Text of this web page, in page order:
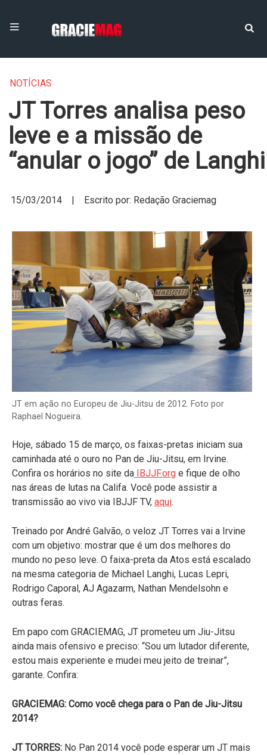
NOTÍCIAS
JT Torres analisa peso
leve e a missão de
“anular o jogo” de Langhi
15/03/2014 | Escrito por: Redação Graciemag
JT em ação no Europeu de Jiu-Jitsu de 2012. Foto por
Raphael Nogueira.
Hoje, sábado 15 de março, os faixas-pretas iniciam sua
caminhada até o ouro no Pan de Jiu-Jitsu, em Irvine.
Confira os horários no site da IBJJF.org e fique de olho
nas áreas de lutas na Califa. Você pode assistir a
transmissão ao vivo via IBJJF TV, aqui.
Treinado por André Galvão, o veloz JT Torres vai a Irvine
com um objetivo: mostrar que é um dos melhores do
mundo no peso leve. O faixa-preta da Atos está escalado
na mesma categoria de Michael Langhi, Lucas Lepri,
Rodrigo Caporal, AJ Agazarm, Nathan Mendelsohn e
outras feras.
Em papo com GRACIEMAG, JT prometeu um Jiu-Jitsu
ainda mais ofensivo e preciso: “Sou um lutador diferente,
estou mais experiente e mudei meu jeito de treinar”,
garante. Confira:
GRACIEMAG: Como você chega para o Pan de Jiu-Jitsu
2014?
JT TORRES: No Pan 2014 você pode esperar um JT mais